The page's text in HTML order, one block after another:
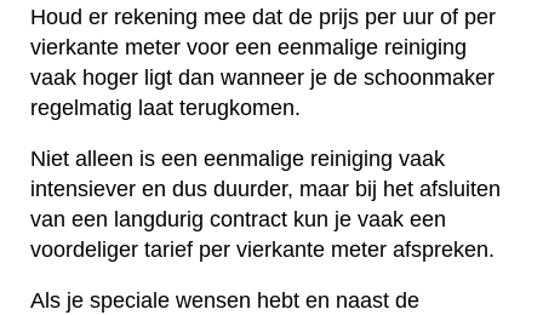
Houd er rekening mee dat de prijs per uur of per
vierkante meter voor een eenmalige reiniging
vaak hoger ligt dan wanneer je de schoonmaker
regelmatig laat terugkomen.
Niet alleen is een eenmalige reiniging vaak
intensiever en dus duurder, maar bij het afsluiten
van een langdurig contract kun je vaak een
voordeliger tarief per vierkante meter afspreken.
Als je speciale wensen hebt en naast de